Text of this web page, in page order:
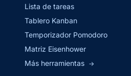
Lista de tareas
Tablero Kanban
Temporizador Pomodoro
Matriz Eisenhower
Más herramientas →